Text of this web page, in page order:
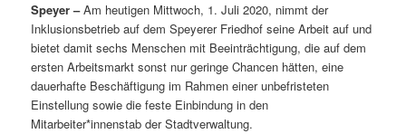
Speyer –Am heutigen Mittwoch, 1. Juli 2020, nimmt der
Inklusionsbetrieb auf dem Speyerer Friedhof seine Arbeit auf und
bietet damit sechs Menschen mit Beeinträchtigung, die auf dem
ersten Arbeitsmarkt sonst nur geringe Chancen hätten, eine
dauerhafte Beschäftigung im Rahmen einer unbefristeten
Einstellung sowie die feste Einbindung in den
Mitarbeiter*innenstab der Stadtverwaltung.